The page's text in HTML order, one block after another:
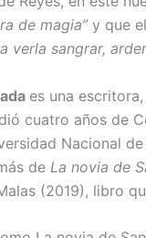
de magia”y que
verla sangrar,
es una
cuatro años de
Nacional
de La novia de
(2019), libro